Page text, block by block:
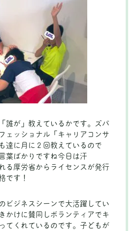
誰が」教えているかです。ズバ
ェッショナル「キャリアコンサ
達に月に２回教えているので
葉ばかりですね今日は汗
る厚労省からライセンスが発行
です！
ビジネスシーンで大活躍してい
かけに賛同しボランティアでキ
てくれているのです。子どもが